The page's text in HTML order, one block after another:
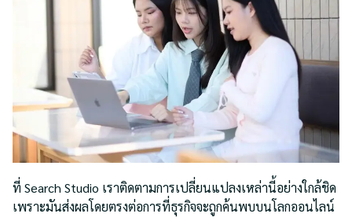
ที่ Search Studio เราติดตามการเปลี่ยนแปลงเหล่านี้อย่างใกล้ชิด
เพราะมันส่งผลโดยตรงต่อการที่ธุรกิจจะถูกค้นพบบนโลกออนไลน์